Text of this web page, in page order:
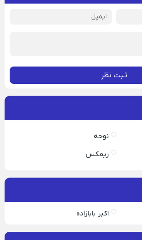
ثبت نظر
نوحه
ریمکس
اکبر بابازاده